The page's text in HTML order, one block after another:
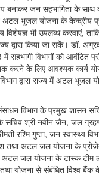
बनाकर जन सहभागिता के साथ
अटल भूजल योजना के केन्द्रीय
भी उपलब्ध करवाएं,
द्वारा किया जा सकें। डॉ.
सहभागी विभागों को आवंटित
करने के लिए आवश्यक कार्य
द्वारा राज्य में अटल भूजल
विभाग के प्रमुख शासन
सचिव श्री नवीन जैन, जल
रश्मि गुप्ता, जन स्वास्थ्य
तथा अटल जल योजना के
जल योजना के टास्क टीम
योजना से संबंधित विश्व बैंक